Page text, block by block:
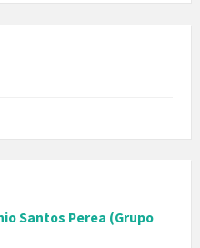
Santos Perea (Grupo